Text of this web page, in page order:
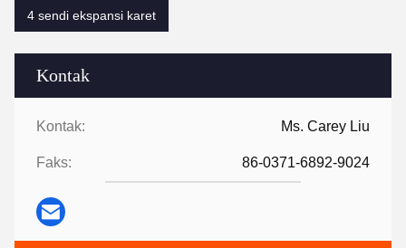
Kontak
Kontak: Ms. Carey Liu
Faks: 86-0371-6892-9024
4 sendi ekspansi karet